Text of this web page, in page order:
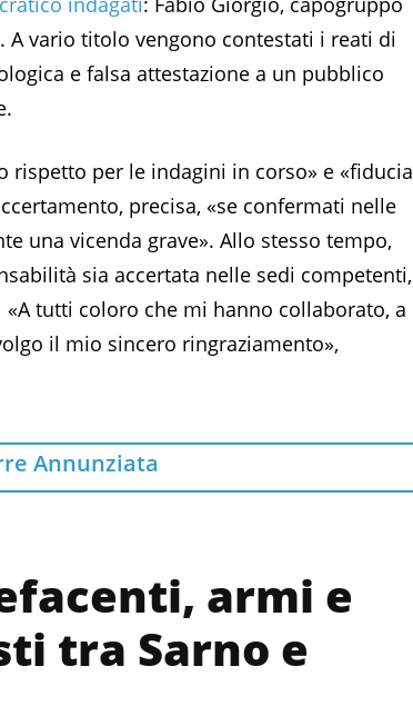
A vario titolo vengono contestati i reati di
e falsa attestazione a un pubblico
rispetto per le indagini in corso» e «fiducia
precisa, «se confermati nelle
una vicenda grave». Allo stesso tempo,
sia accertata nelle sedi competenti,
tutti coloro che mi hanno collaborato, a
il mio sincero ringraziamento»,
Annunziata
armi e
tra Sarno e